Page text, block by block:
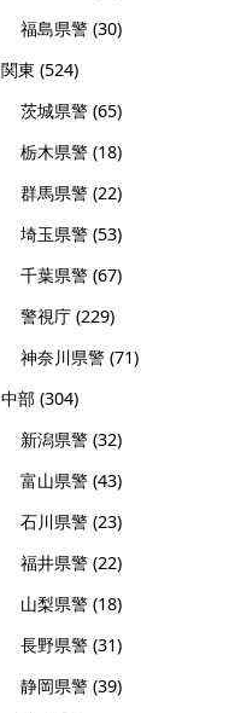
福島県警 (30)
関東 (524)
茨城県警 (65)
栃木県警 (18)
群馬県警 (22)
埼玉県警 (53)
千葉県警 (67)
警視庁 (229)
神奈川県警 (71)
中部 (304)
新潟県警 (32)
富山県警 (43)
石川県警 (23)
福井県警 (22)
山梨県警 (18)
長野県警 (31)
静岡県警 (39)